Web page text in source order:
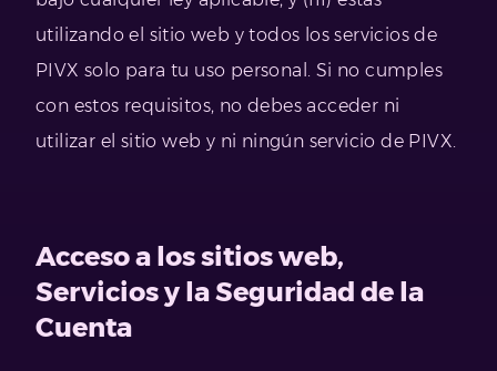
utilizando el sitio web y todos los servicios de
PIVX solo para tu uso personal. Si no cumples
con estos requisitos, no debes acceder ni
utilizar el sitio web y ni ningún servicio de PIVX.
Acceso a los sitios web,
Servicios y la Seguridad de la
Cuenta